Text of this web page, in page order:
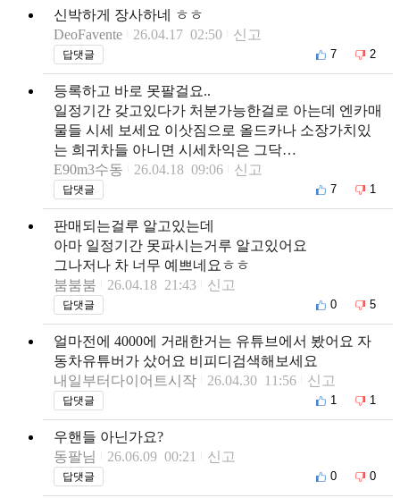
신박하게 장사하네 ㅎㅎ
DeoFavente
26.04.17 02:50 신고
답댓글 7 2
등록하고 바로 못팔걸요..
일정기간 갖고있다가 처분가능한걸로 아는데 엔카매
물들 시세 보세요 이삿짐으로 올드카나 소장가치있
는 희귀차들 아니면 시세차익은 그닥…
E90m3수동
26.04.18 09:06 신고
답댓글 7 1
판매되는걸루 알고있는데
아마 일정기간 못파시는거루 알고있어요
그나저나 차 너무 예쁘네요ㅎㅎ
붐붐붐
26.04.18 21:43 신고
답댓글 0 5
얼마전에 4000에 거래한거는 유튜브에서 봤어요 자
동차유튜버가 샀어요 비피디검색해보세요
내일부터다이어트시작
26.04.30 11:56 신고
답댓글 1 1
우핸들 아닌가요?
동팔님
26.06.09 00:21 신고
답댓글 0 0